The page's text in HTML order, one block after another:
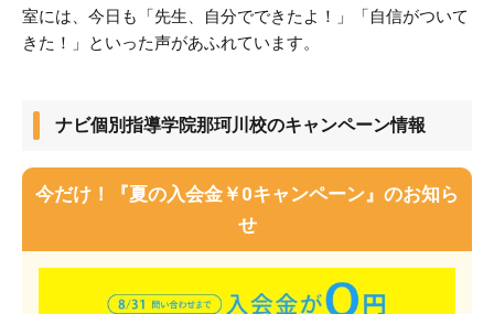
室には、今日も「先生、自分でできたよ！」「自信がついて
きた！」といった声があふれています。
ナビ個別指導学院那珂川校のキャンペーン情報
今だけ！『夏の入会金￥0キャンペーン』のお知ら
せ